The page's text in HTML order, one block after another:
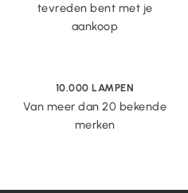
tevreden bent met je
aankoop
10.000 LAMPEN
Van meer dan 20 bekende
merken